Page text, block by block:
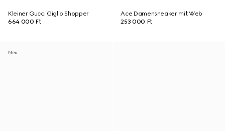
Kleiner Gucci Giglio Shopper
664 000 Ft
Ace Damensneaker mit Web
253 000 Ft
Neu